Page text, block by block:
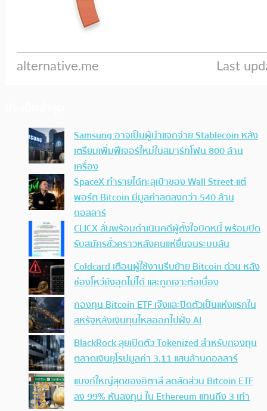
Samsung อาจเป็นผู้นำแจกจ่าย Stablecoin หลัง
เตรียมเพิ่มฟีเจอร์ใหม่ในสมาร์ทโฟน 800 ล้าน
เครื่อง
SpaceX ทำรายได้ทะลุเป้าของ Wall Street แต่
พอร์ต Bitcoin มีมูลค่าลดลงกว่า 540 ล้าน
ดอลลาร์
CLICX ลั่นพร้อมดำเนินคดีผู้ตั้งใจบิดหนี้ พร้อมปิด
รับสมัครชั่วคราวหลังคนแห่ยื่นจนระบบล้น
Coldcard เตือนผู้ใช้งานรีบย้าย Bitcoin ด่วน หลัง
ช่องโหว่ยังอุดไม่ได้ และถูกเจาะต่อเนื่อง
กองทุน Bitcoin ETF เจ๊งและปิดตัวเป็นแห่งแรกใน
สหรัฐหลังเงินทุนไหลออกไปฝั่ง AI
BlackRock ลุยเปิดตัว Tokenized สำหรับกองทุน
ตลาดเงินยุโรปมูลค่า 3.11 แสนล้านดอลลาร์
แบงก์ใหญ่สุดของอิตาลี ลดสัดส่วน Bitcoin ETF
ลง 99% หันลงทุน ใน Ethereum แทนถึง 3 เท่า